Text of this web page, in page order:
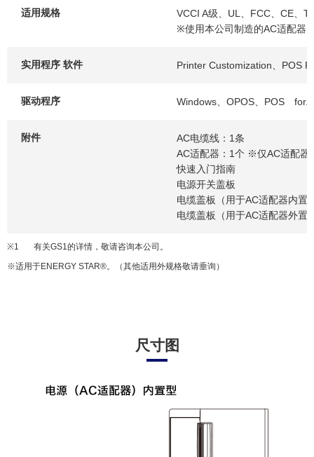
适用规格
VCCI A级、UL、FCC、CE、
※使用本公司制造的AC适配器
实用程序 软件 Printer Customization、POS
驱动程序 Windows、OPOS、POS
附件
AC电缆线：1条
AC适配器：1个 ※仅AC适配器
快速入门指南
电源开关盖板
电缆盖板（用于AC适配器内置
电缆盖板（用于AC适配器外置
※1
有关GS1的详情，敬请咨询本公司。
※适用于ENERGY STAR®。（其他适用外规格敬请垂询）
尺寸图